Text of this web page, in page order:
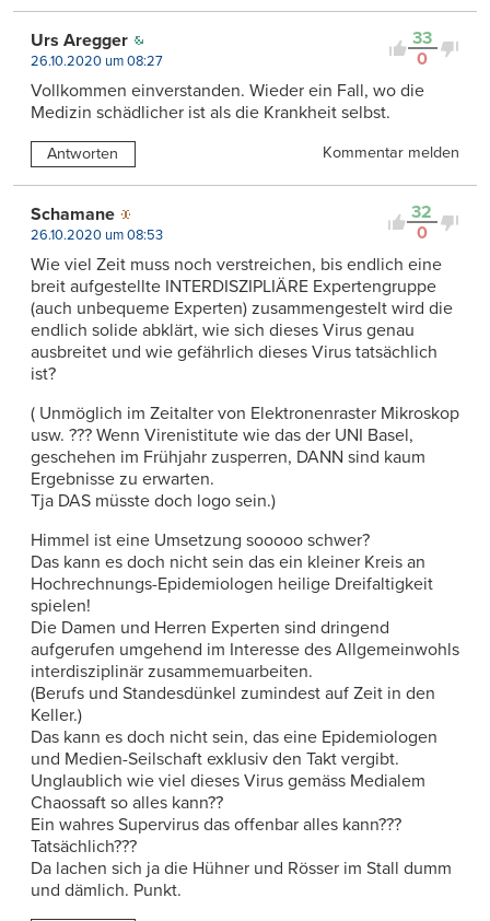
33
0
Urs Aregger
26.10.2020 um 08:27
Vollkommen einverstanden. Wieder ein Fall, wo die
Medizin schädlicher ist als die Krankheit selbst.
Antworten Kommentar melden
32
0
Schamane
26.10.2020 um 08:53
Wie viel Zeit muss noch verstreichen, bis endlich eine
breit aufgestellte INTERDISZIPLIÄRE Expertengruppe
(auch unbequeme Experten) zusammengestelt wird die
endlich solide abklärt, wie sich dieses Virus genau
ausbreitet und wie gefährlich dieses Virus tatsächlich
ist?
( Unmöglich im Zeitalter von Elektronenraster Mikroskop
usw. ??? Wenn Virenistitute wie das der UNI Basel,
geschehen im Frühjahr zusperren, DANN sind kaum
Ergebnisse zu erwarten.
Tja DAS müsste doch logo sein.)
Himmel ist eine Umsetzung sooooo schwer?
Das kann es doch nicht sein das ein kleiner Kreis an
Hochrechnungs-Epidemiologen heilige Dreifaltigkeit
spielen!
Die Damen und Herren Experten sind dringend
aufgerufen umgehend im Interesse des Allgemeinwohls
interdisziplinär zusammemuarbeiten.
(Berufs und Standesdünkel zumindest auf Zeit in den
Keller.)
Das kann es doch nicht sein, das eine Epidemiologen
und Medien-Seilschaft exklusiv den Takt vergibt.
Unglaublich wie viel dieses Virus gemäss Medialem
Chaossaft so alles kann??
Ein wahres Supervirus das offenbar alles kann???
Tatsächlich???
Da lachen sich ja die Hühner und Rösser im Stall dumm
und dämlich. Punkt.